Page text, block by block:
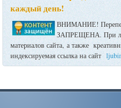
каждый день!
ВНИМАНИЕ!
ЗАПРЕЩЕНА. При
материалов сайта, а также
индексируемая ссылка на сайт